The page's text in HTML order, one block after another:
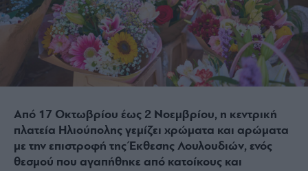
Από 17 Οκτωβρίου έως 2 Νοεμβρίου, η κεντρική
πλατεία Ηλιούπολης γεμίζει χρώματα και αρώματα
με την επιστροφή της Έκθεσης Λουλουδιών, ενός
θεσμού που αγαπήθηκε από κατοίκους και